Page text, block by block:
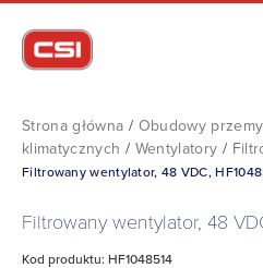
Strona główna / Obudowy
klimatycznych / Wentylatory /
Filtrowany wentylator, 48 VDC,
Filtrowany wentylator, 48
Kod produktu: HF1048514